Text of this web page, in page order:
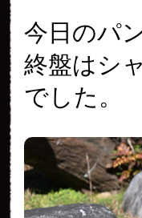
今日のパ
終盤はシ
でした。